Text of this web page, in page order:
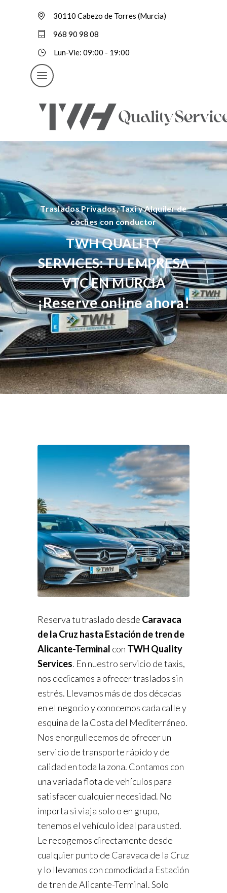
30110 Cabezo de Torres (Murcia)
968 90 98 08
Lun-Vie: 09:00 - 19:00
Traslados Privados, Taxi y Alquiler de
coches con conductor
TWH QUALITY
SERVICES: TU EMPRESA
VTC EN MURCIA
¡Reserve online ahora!
Reserva tu traslado desde Caravaca
de la Cruz hasta Estación de tren de
Alicante-Terminal con TWH Quality
Services. En nuestro servicio de taxis,
nos dedicamos a ofrecer traslados sin
estrés. Llevamos más de dos décadas
en el negocio y conocemos cada calle y
esquina de la Costa del Mediterráneo.
Nos enorgullecemos de ofrecer un
servicio de transporte rápido y de
calidad en toda la zona. Contamos con
una variada flota de vehículos para
satisfacer cualquier necesidad. No
importa si viaja solo o en grupo,
tenemos el vehículo ideal para usted.
Le recogemos directamente desde
cualquier punto de Caravaca de la Cruz
y lo llevamos con comodidad a Estación
de tren de Alicante-Terminal. Solo